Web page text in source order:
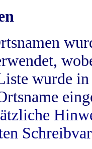
wurde